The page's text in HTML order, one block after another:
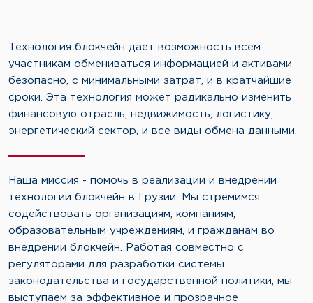
Технология блокчейн дает возможность всем
участникам обмениваться информацией и активами
безопасно, с минимальными затрат, и в кратчайшие
сроки. Эта технология может радикально изменить
финансовую отрасль, недвижимость, логистику,
энергетический сектор, и все виды обмена данными.
Наша миссия - помочь в реализации и внедрении
технологии блокчейн в Грузии. Мы стремимся
содействовать организациям, компаниям,
образовательным учреждениям, и гражданам во
внедрении блокчейн. Работая совместно с
регуляторами для разработки системы
законодательства и государственной политики, мы
выступаем за эффективное и прозрачное